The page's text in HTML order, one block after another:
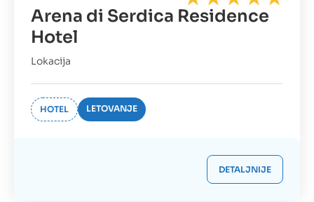
Arena di Serdica Residence
Hotel
Lokacija
HOTEL LETOVANJE
DETALJNIJE